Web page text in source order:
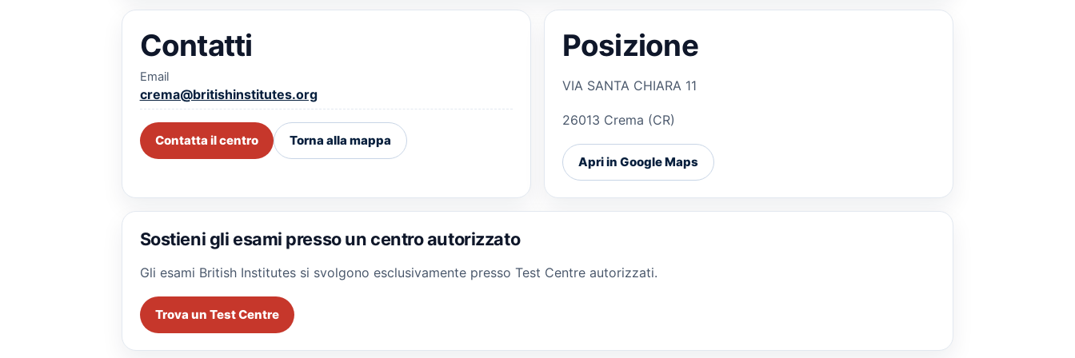
Contatti
Email
crema@britishinstitutes.org
Contatta il centro Torna alla mappa
Posizione
VIA SANTA CHIARA 11
26013 Crema (CR)
Apri in Google Maps
Sostieni gli esami presso un centro autorizzato
Gli esami British Institutes si svolgono esclusivamente presso Test Centre autorizzati.
Trova un Test Centre